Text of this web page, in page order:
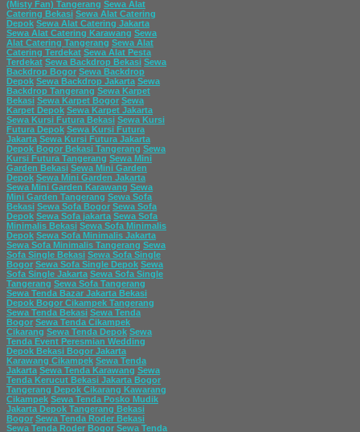
(Misty Fan) Tangerang Sewa Alat
Catering Bekasi Sewa Alat Catering
Depok Sewa Alat Catering Jakarta
Sewa Alat Catering Karawang Sewa
Alat Catering Tangerang Sewa Alat
Catering Terdekat Sewa Alat Pesta
Terdekat Sewa Backdrop Bekasi Sewa
Backdrop Bogor Sewa Backdrop
Depok Sewa Backdrop Jakarta Sewa
Backdrop Tangerang Sewa Karpet
Bekasi Sewa Karpet Bogor Sewa
Karpet Depok Sewa Karpet Jakarta
Sewa Kursi Futura Bekasi Sewa Kursi
Futura Depok Sewa Kursi Futura
Jakarta Sewa Kursi Futura Jakarta
Depok Bogor Bekasi Tangerang Sewa
Kursi Futura Tangerang Sewa Mini
Garden Bekasi Sewa Mini Garden
Depok Sewa Mini Garden Jakarta
Sewa Mini Garden Karawang Sewa
Mini Garden Tangerang Sewa Sofa
Bekasi Sewa Sofa Bogor Sewa Sofa
Depok Sewa Sofa jakarta Sewa Sofa
Minimalis Bekasi Sewa Sofa Minimalis
Depok Sewa Sofa Minimalis Jakarta
Sewa Sofa Minimalis Tangerang Sewa
Sofa Single Bekasi Sewa Sofa Single
Bogor Sewa Sofa Single Depok Sewa
Sofa Single Jakarta Sewa Sofa Single
Tangerang Sewa Sofa Tangerang
Sewa Tenda Bazar Jakarta Bekasi
Depok Bogor Cikampek Tangerang
Sewa Tenda Bekasi Sewa Tenda
Bogor Sewa Tenda Cikampek
Cikarang Sewa Tenda Depok Sewa
Tenda Event Peresmian Wedding
Depok Bekasi Bogor Jakarta
Karawang Cikampek Sewa Tenda
Jakarta Sewa Tenda Karawang Sewa
Tenda Kerucut Bekasi Jakarta Bogor
Tangerang Depok Cikarang Kawarang
Cikampek Sewa Tenda Posko Mudik
Jakarta Depok Tangerang Bekasi
Bogor Sewa Tenda Roder Bekasi
Sewa Tenda Roder Bogor Sewa Tenda